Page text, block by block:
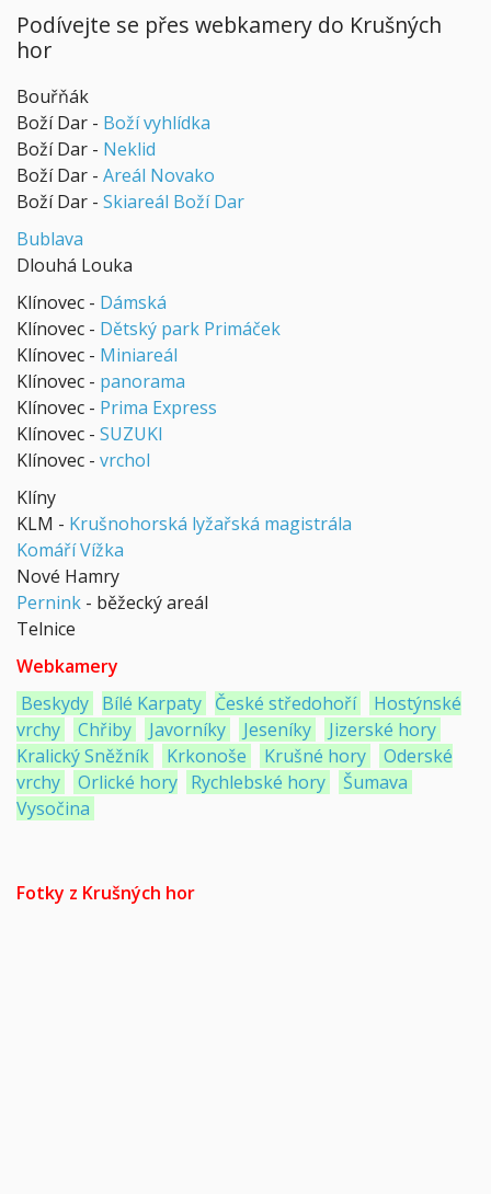
Podívejte se přes webkamery do Krušných
hor
Bouřňák
Boží Dar - Boží vyhlídka
Boží Dar - Neklid
Boží Dar - Areál Novako
Boží Dar - Skiareál Boží Dar
Bublava
Dlouhá Louka
Klínovec - Dámská
Klínovec - Dětský park Primáček
Klínovec - Miniareál
Klínovec - panorama
Klínovec - Prima Express
Klínovec - SUZUKI
Klínovec - vrchol
Klíny
KLM - Krušnohorská lyžařská magistrála
Komáří Vížka
Nové Hamry
Pernink - běžecký areál
Telnice
Webkamery
Beskydy Bílé Karpaty České středohoří
Hostýnské
vrchy
Chřiby Javorníky Jeseníky
Jizerské hory
Kralický Sněžník
Krkonoše Krušné hory
Oderské
vrchy
Orlické hory Rychlebské hory
Šumava
Vysočina
Fotky z Krušných hor